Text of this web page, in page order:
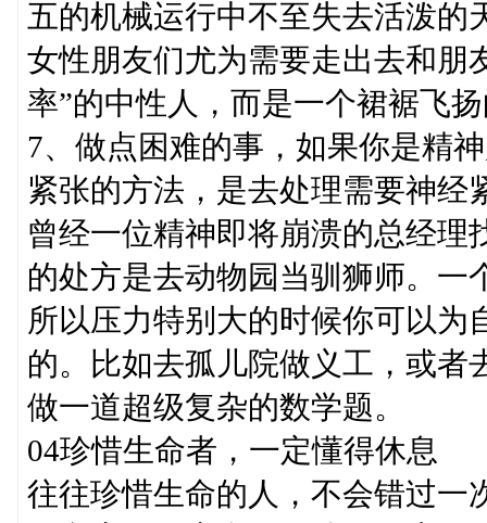
五的机械运行中不至失去活泼的
女性朋友们尤为需要走出去和朋
率”的中性人，而是一个裙裾飞
7、做点困难的事，如果你是精
紧张的方法，是去处理需要神经
曾经一位精神即将崩溃的总经理
的处方是去动物园当驯狮师。一
所以压力特别大的时候你可以为
的。比如去孤儿院做义工，或者
做一道超级复杂的数学题。
04珍惜生命者，一定懂得休息
往往珍惜生命的人，不会错过一